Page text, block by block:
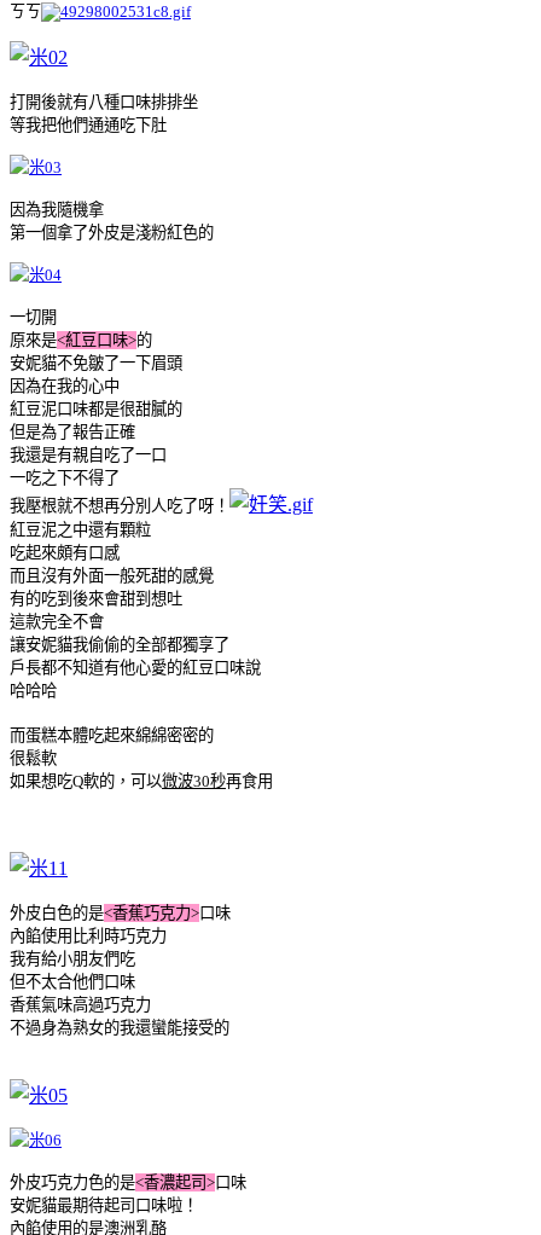
ㄎㄎ
打開後就有八種口味排排坐
等我把他們通通吃下肚
因為我隨機拿
第一個拿了外皮是淺粉紅色的
一切開
原來是<紅豆口味>的
安妮貓不免皺了一下眉頭
因為在我的心中
紅豆泥口味都是很甜膩的
但是為了報告正確
我還是有親自吃了一口
一吃之下不得了
我壓根就不想再分別人吃了呀！
紅豆泥之中還有顆粒
吃起來頗有口感
而且沒有外面一般死甜的感覺
有的吃到後來會甜到想吐
這款完全不會
讓安妮貓我偷偷的全部都獨享了
戶長都不知道有他心愛的紅豆口味說
哈哈哈
而蛋糕本體吃起來綿綿密密的
很鬆軟
如果想吃Q軟的，可以微波30秒再食用
外皮白色的是<香蕉巧克力>口味
內餡使用比利時巧克力
我有給小朋友們吃
但不太合他們口味
香蕉氣味高過巧克力
不過身為熟女的我還蠻能接受的
外皮巧克力色的是<香濃起司>口味
安妮貓最期待起司口味啦！
內餡使用的是澳洲乳酪